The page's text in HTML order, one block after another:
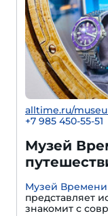
alltime.ru/
+7 985 450-55-51
Музей
Музей Времени
представляет
знакомит с